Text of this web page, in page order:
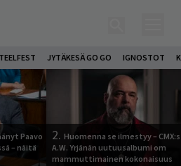
JYTÄKESÄ GO GO IGNOSTOT
Paavo
– näitä
2. Huomenna se ilmestyy –
A.W. Yrjänän uutuusalbumi om
mammuttimainen kokonaisuus